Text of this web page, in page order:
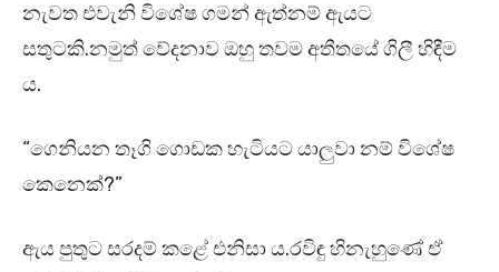
නැවත එවැනි විශේෂ ගමන් ඇත්නම් ඇයට
සතුටකි.නමුත් වේදනාව ඔහු තවම අතීතයේ ගිලී හිඳීම
ය.
“ගෙනියන තෑගි ගොඩක හැටියට යාලුවා නම් විශේෂ
කෙනෙක්?”
ඇය පුතුට සරදම් කළේ එනිසා ය.රවිඳු හිනැහුණේ ඒ